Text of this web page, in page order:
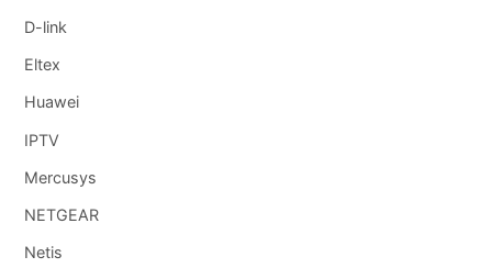
D-link
Eltex
Huawei
IPTV
Mercusys
NETGEAR
Netis